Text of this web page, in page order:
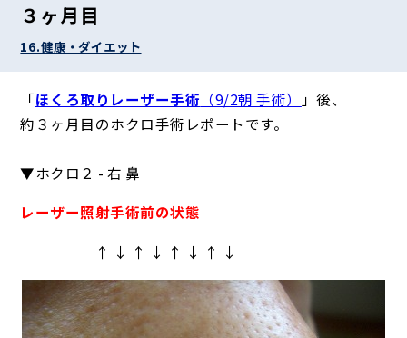
３ヶ月目
16.健康・ダイエット
「ほくろ取りレーザー手術 （9/2朝 手術）
」後、
約３ヶ月目のホクロ手術レポートです。
▼ホクロ２ - 右 鼻
レーザー照射手術前の状態
↑ ↓ ↑ ↓ ↑ ↓ ↑ ↓